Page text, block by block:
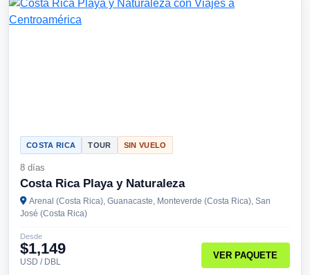
COSTA RICA TOUR SIN VUELO
8 días
Costa Rica Playa y Naturaleza
Arenal (Costa Rica), Guanacaste, Monteverde (Costa Rica), San
José (Costa Rica)
Desde
$1,149
USD / DBL
VER PAQUETE